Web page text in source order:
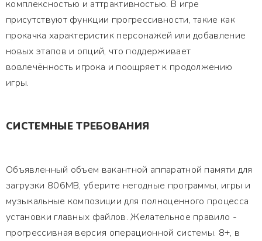
комплексностью и аттрактивностью. В игре
присутствуют функции прогрессивности, такие как
прокачка характеристик персонажей или добавление
новых этапов и опций, что поддерживает
вовлечённость игрока и поощряет к продолжению
игры.
СИСТЕМНЫЕ ТРЕБОВАНИЯ
Объявленный объем вакантной аппаратной памяти для
загрузки 806MB, уберите негодные программы, игры и
музыкальные композиции для полноценного процесса
установки главных файлов. Желательное правило -
прогрессивная версия операционной системы. 8+, в